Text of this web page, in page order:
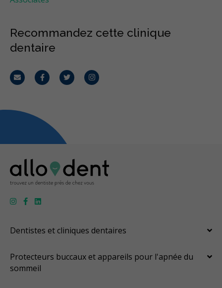
Recommandez cette clinique
dentaire
CourrielFacebookTwitterInstagram
Dentistes et cliniques dentaires
Protecteurs buccaux et appareils pour l'apnée du
sommeil